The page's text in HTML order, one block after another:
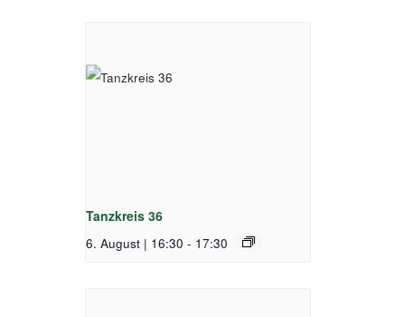
Tanzkreis 36
6. August | 16:30 - 17:30